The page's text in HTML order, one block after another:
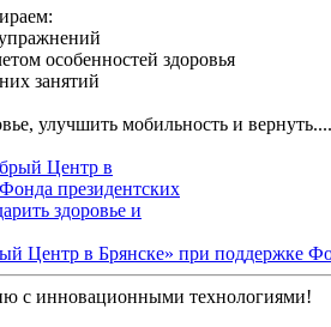
особенностей здоровья
занятий
улучшить мобильность и
Центр в Брянске» при поддержке
с инновационными технологиями!